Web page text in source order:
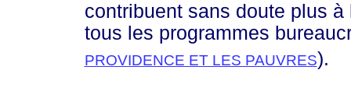
contribuent sans doute plus
tous les programmes
PROVIDENCE ET LES PAUVRES).